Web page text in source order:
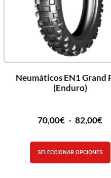
Neumáticos EN1 Grand
(Enduro)
70,00€ - 82,00€
SELECCIONAR OPCIONES